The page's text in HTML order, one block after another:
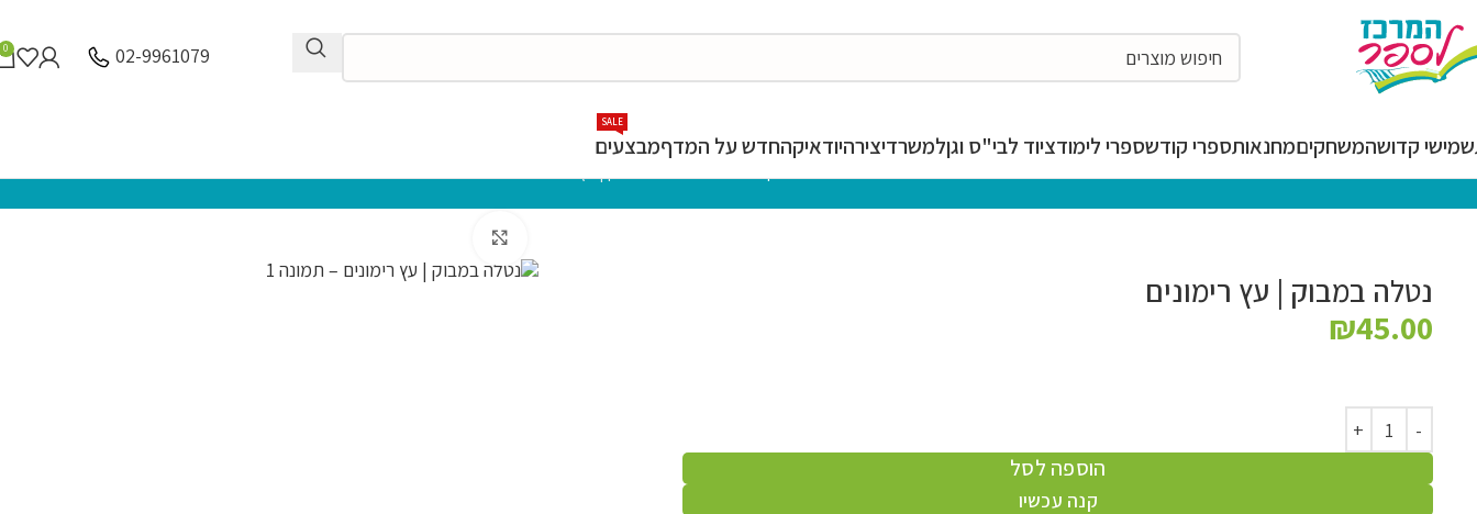
02-9961079
0
קדושהמשחקיםמחנאותספרי קודשספרי לימודציוד לבי"ס וגןלמשרדיצירהיודאיקהחדש על המדףמבצעים
SALE
נטלה במבוק | עץ רימונים
₪45.00
הוספה לסל
קנה עכשיו